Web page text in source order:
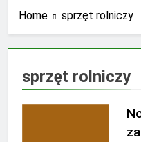
Home sprzęt rolniczy
sprzęt rolniczy